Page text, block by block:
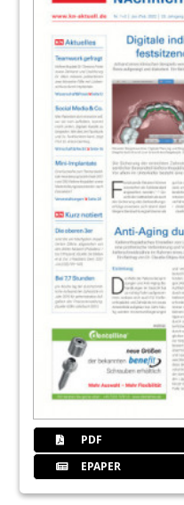
PDF
EPAPER